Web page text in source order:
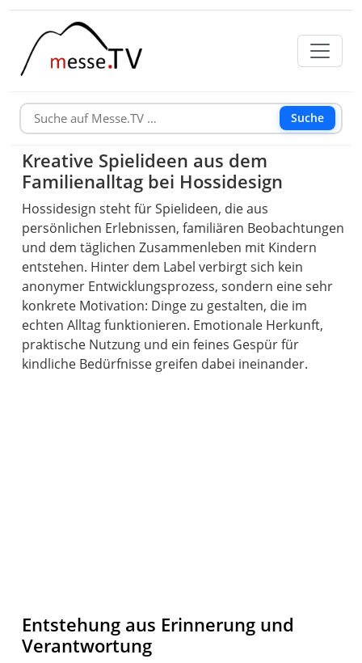
Suche
Kreative Spielideen aus dem
Familienalltag bei Hossidesign
Hossidesign steht für Spielideen, die aus
persönlichen Erlebnissen, familiären Beobachtungen
und dem täglichen Zusammenleben mit Kindern
entstehen. Hinter dem Label verbirgt sich kein
anonymer Entwicklungsprozess, sondern eine sehr
konkrete Motivation: Dinge zu gestalten, die im
echten Alltag funktionieren. Emotionale Herkunft,
praktische Nutzung und ein feines Gespür für
kindliche Bedürfnisse greifen dabei ineinander.
Entstehung aus Erinnerung und
Verantwortung